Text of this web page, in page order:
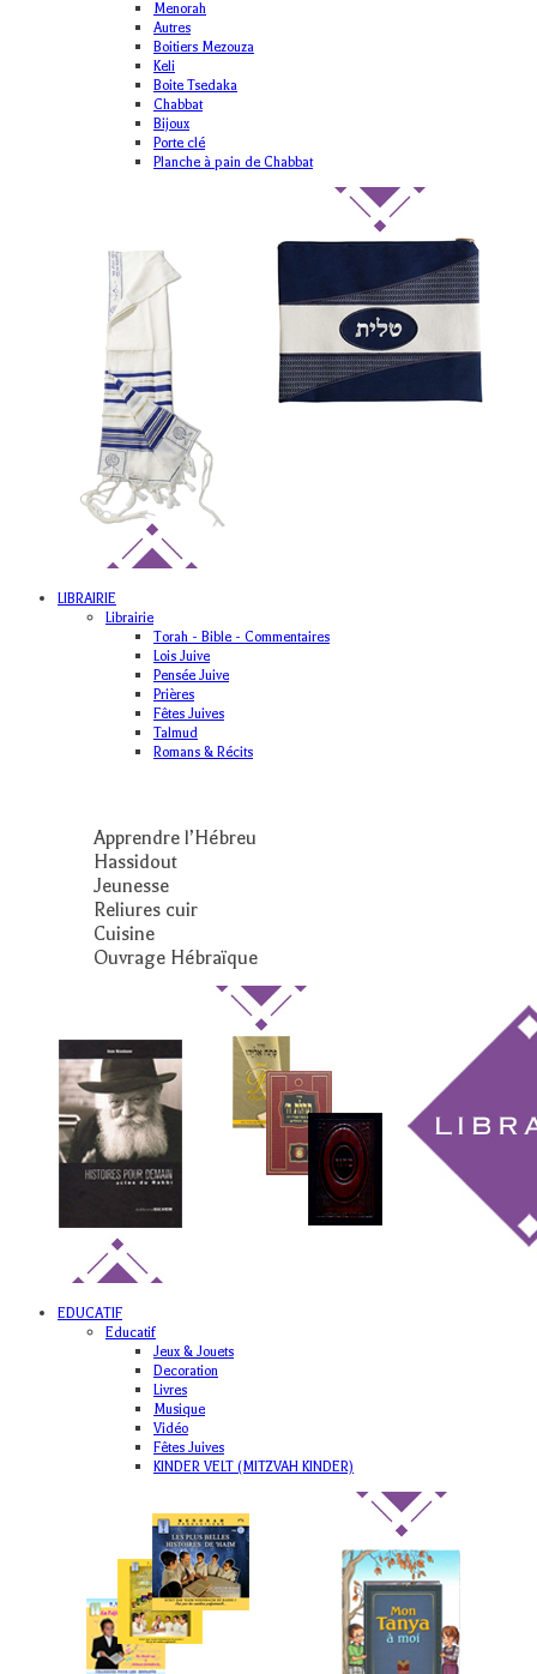
Menorah
Autres
Boitiers Mezouza
Keli
Boite Tsedaka
Chabbat
Bijoux
Porte clé
Planche à pain de Chabbat
LIBRAIRIE
Librairie
Torah - Bible - Commentaires
Lois Juive
Pensée Juive
Prières
Fêtes Juives
Talmud
Romans & Récits
Apprendre l’Hébreu
Hassidout
Jeunesse
Reliures cuir
Cuisine
Ouvrage Hébraïque
EDUCATIF
Educatif
Jeux & Jouets
Decoration
Livres
Musique
Vidéo
Fêtes Juives
KINDER VELT (MITZVAH KINDER)